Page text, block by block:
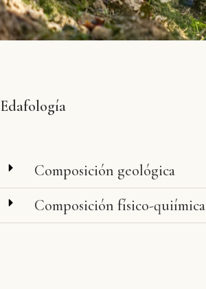
Edafología
Composición geológica
Composición físico-quiímica